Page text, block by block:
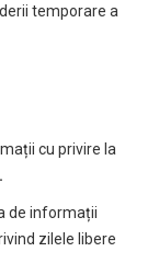
temporare a
cu privire la
de informații
zilele libere